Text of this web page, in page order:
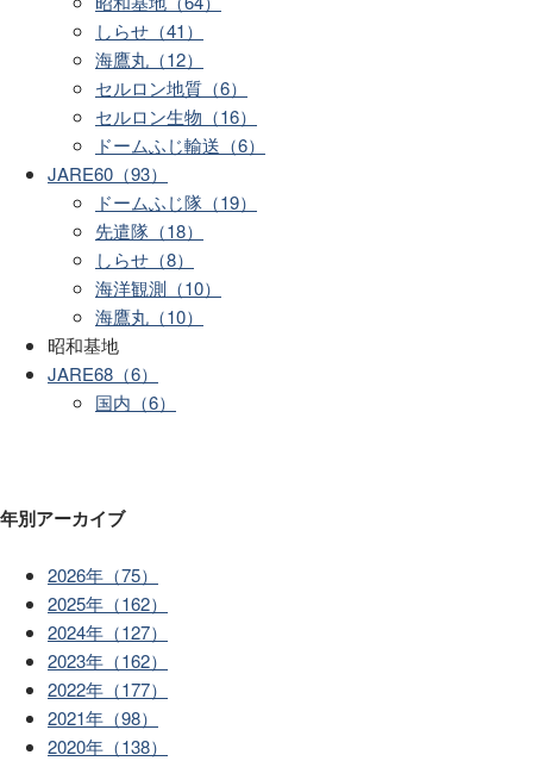
しらせ（41）
海鷹丸（12）
セルロン地質（6）
セルロン生物（16）
ドームふじ輸送（6）
JARE60（93）
ドームふじ隊（19）
先遣隊（18）
しらせ（8）
海洋観測（10）
海鷹丸（10）
昭和基地
JARE68（6）
国内（6）
年別アーカイブ
2026年（75）
2025年（162）
2024年（127）
2023年（162）
2022年（177）
2021年（98）
2020年（138）